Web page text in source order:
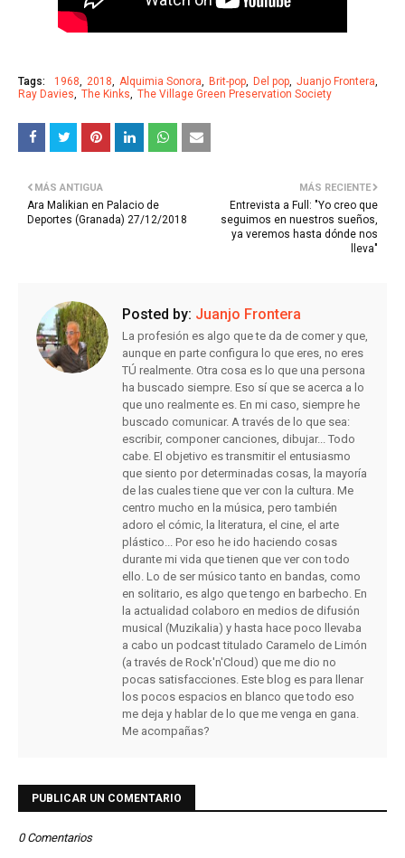
Tags: 1968 2018 Alquimia Sonora Brit-pop Del pop Juanjo Frontera
Ray Davies
The Kinks The Village Green Preservation Society
MÁS RECIENTE
Entrevista a Full: "Yo creo que
seguimos en nuestros sueños,
ya veremos hasta dónde nos
lleva"
MÁS ANTIGUA
Ara Malikian en Palacio de
Deportes (Granada) 27/12/2018
Posted by: Juanjo Frontera
La profesión es algo que te da de comer y que,
aunque en parte configura lo que eres, no eres
TÚ realmente. Otra cosa es lo que una persona
ha buscado siempre. Eso sí que se acerca a lo
que uno realmente es. En mi caso, siempre he
buscado comunicar. A través de lo que sea:
escribir, componer canciones, dibujar... Todo
cabe. El objetivo es transmitir el entusiasmo
que siento por determinadas cosas, la mayoría
de las cuales tiene que ver con la cultura. Me
centro mucho en la música, pero también
adoro el cómic, la literatura, el cine, el arte
plástico... Por eso he ido haciendo cosas
durante mi vida que tienen que ver con todo
ello. Lo de ser músico tanto en bandas, como
en solitario, es algo que tengo en barbecho. En
la actualidad colaboro en medios de difusión
musical (Muzikalia) y hasta hace poco llevaba
a cabo un podcast titulado Caramelo de Limón
(a través de Rock'n'Cloud) que me dio no
pocas satisfacciones. Este blog es para llenar
los pocos espacios en blanco que todo eso
me deja y hablar de lo que me venga en gana.
Me acompañas?
PUBLICAR UN COMENTARIO
0 Comentarios